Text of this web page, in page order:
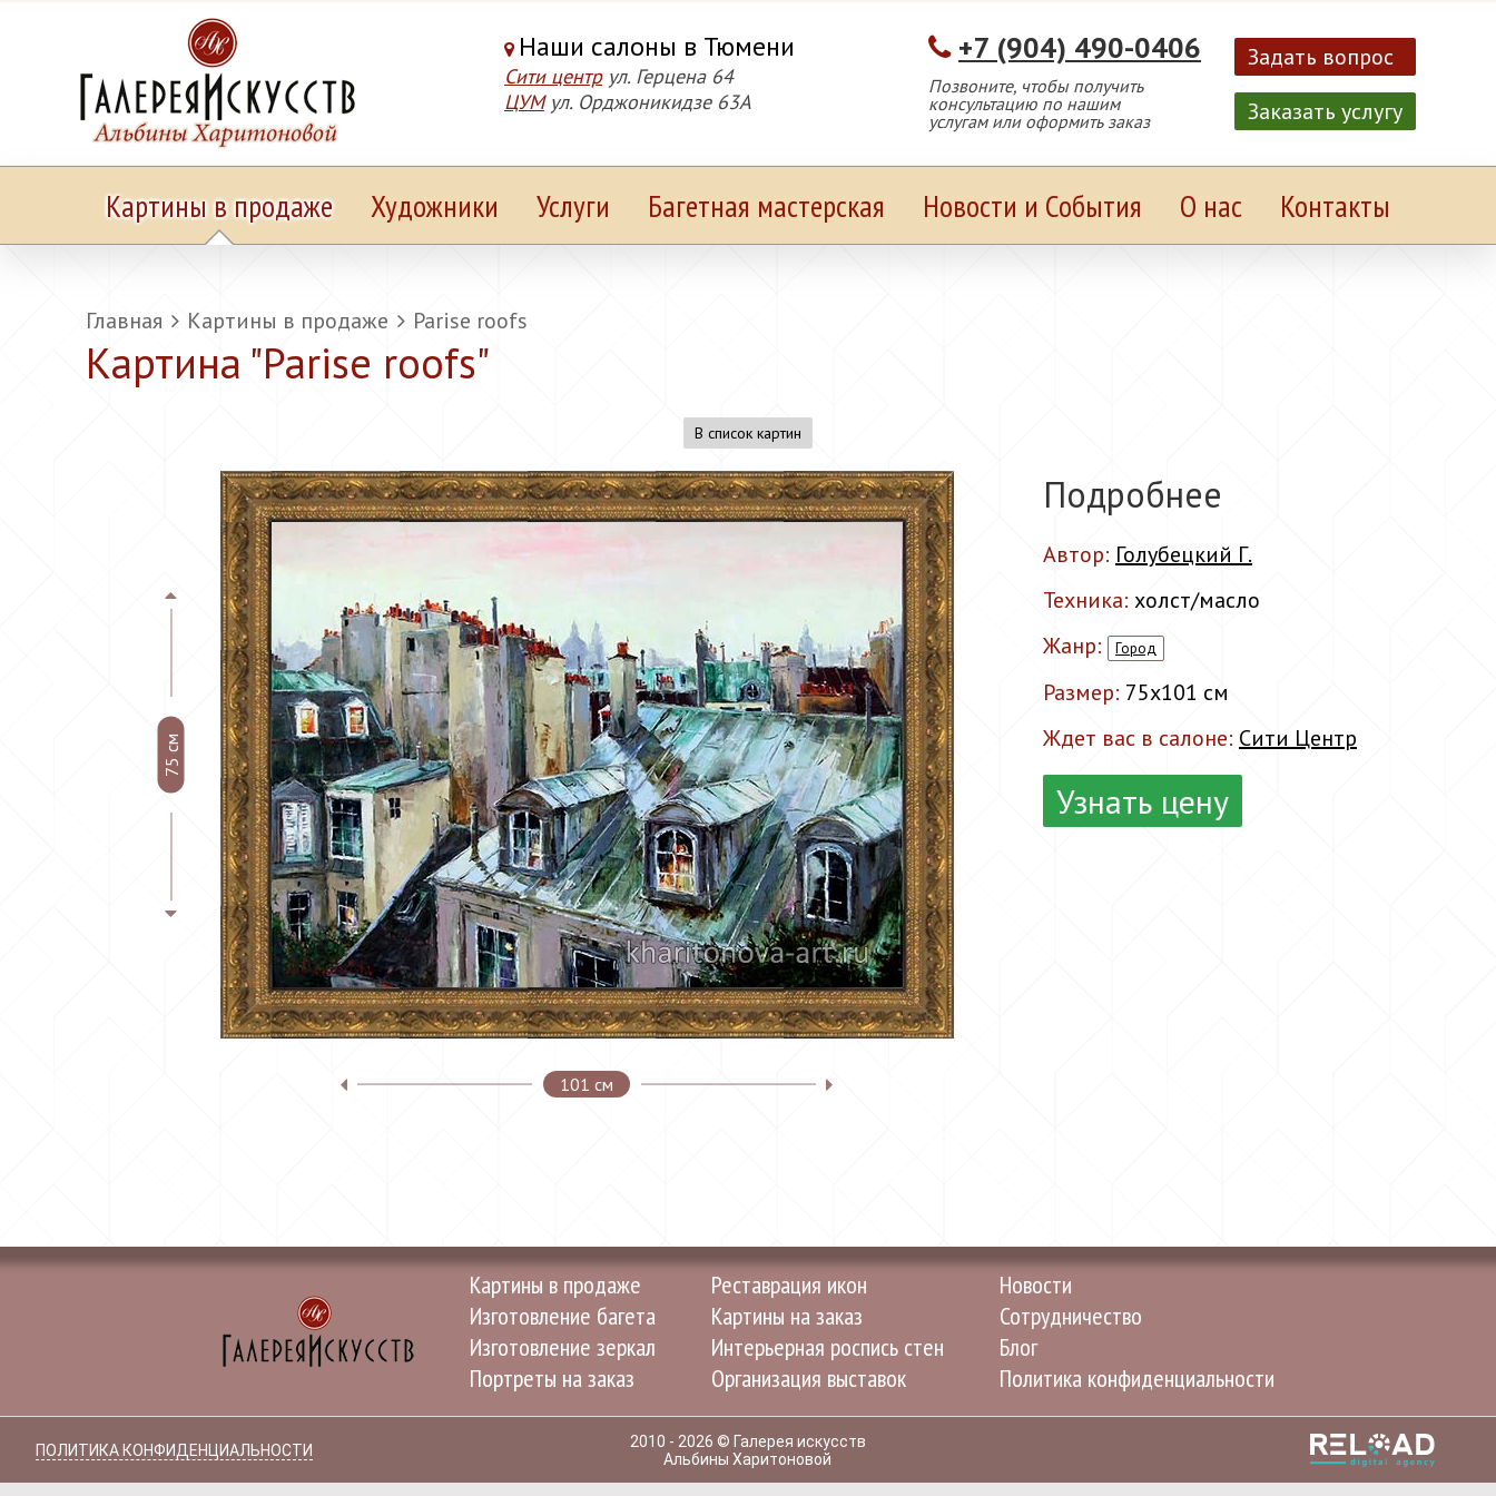
Задать вопрос
Заказать услугу
+7 (904) 490-0406
Позвоните, чтобы получить
консультацию по нашим
услугам или оформить заказ
Наши салоны в Тюмени
Сити центр ул. Герцена 64
ЦУМ ул. Орджоникидзе 63А
Картины в продаже Художники Услуги Багетная мастерская Новости и События О нас Контакты
Главная Картины в продаже Parise roofs
Картина "Parise roofs"
В список картин
101 см
75 см
Подробнее
Автор: Голубецкий Г.
Техника: холст/масло
Жанр:
Город
Размер: 75x101 см
Ждет вас в салоне: Сити Центр
Узнать цену
Картины в продаже
Изготовление багета
Изготовление зеркал
Портреты на заказ
Реставрация икон
Картины на заказ
Интерьерная роспись стен
Организация выставок
Новости
Сотрудничество
Блог
Политика конфиденциальности
ПОЛИТИКА КОНФИДЕНЦИАЛЬНОСТИ
2010 - 2026 © Галерея искусств
Альбины Харитоновой